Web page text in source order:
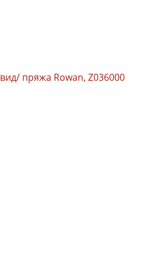
пряжа Rowan, Z036000